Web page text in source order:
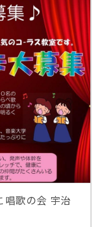
唱歌の会 宇治